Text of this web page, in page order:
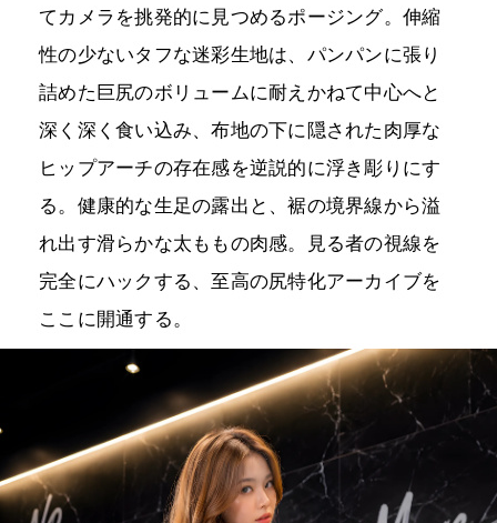
てカメラを挑発的に見つめるポージング。伸縮
性の少ないタフな迷彩生地は、パンパンに張り
詰めた巨尻のボリュームに耐えかねて中心へと
深く深く食い込み、布地の下に隠された肉厚な
ヒップアーチの存在感を逆説的に浮き彫りにす
る。健康的な生足の露出と、裾の境界線から溢
れ出す滑らかな太ももの肉感。見る者の視線を
完全にハックする、至高の尻特化アーカイブを
ここに開通する。